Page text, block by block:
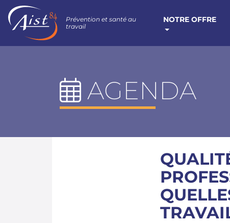
Prévention et santé au
travail
NOTRE OFFRE
AGENDA